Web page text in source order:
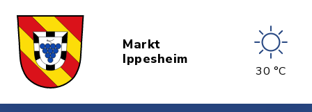
Markt
Ippesheim
30 °C